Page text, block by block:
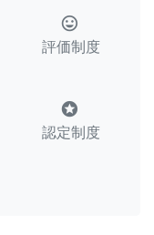
tag_faces
評価制度
stars
認定制度